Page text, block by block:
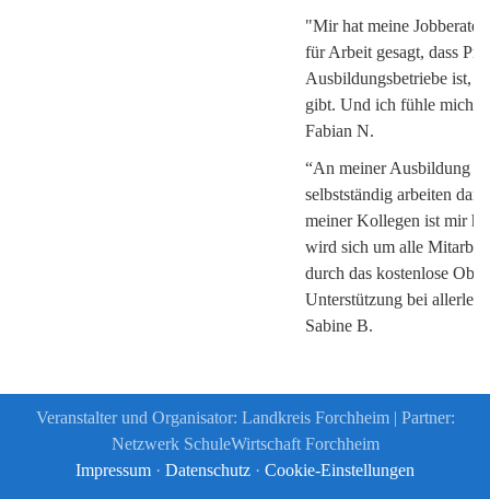
"Mir hat meine
für Arbeit gesagt, dass
Ausbildungsbetriebe ist,
gibt. Und ich fühle mich
Fabian N.
“An meiner Ausbildung
selbstständig arbeiten
meiner Kollegen ist mir
wird sich um alle
durch das kostenlose
Unterstützung bei allerlei
Sabine B.
Veranstalter und Organisator: Landkreis Forchheim | Partner:
Netzwerk SchuleWirtschaft Forchheim
Impressum · Datenschutz · Cookie-Einstellungen